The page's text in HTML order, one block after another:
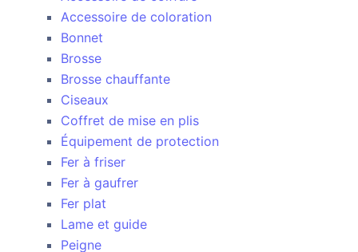
Accessoire de coloration
Bonnet
Brosse
Brosse chauffante
Ciseaux
Coffret de mise en plis
Équipement de protection
Fer à friser
Fer à gaufrer
Fer plat
Lame et guide
Peigne